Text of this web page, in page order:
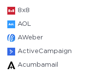
8x8
AOL
AWeber
ActiveCampaign
Acumbamail